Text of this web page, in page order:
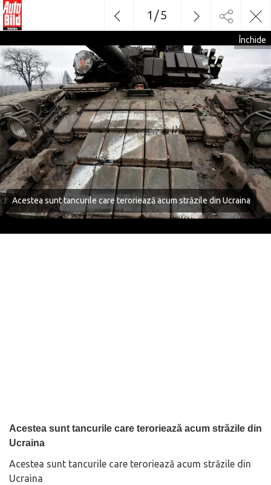
Acestea sunt tancurile care teroriează acum străzile din Ucraina
Acestea sunt tancurile care teroriează acum străzile din
Ucraina
Acestea sunt tancurile care teroriează acum străzile din
Ucraina
Închide
1 /5